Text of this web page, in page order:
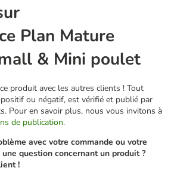
Plan Mature
& Mini poulet
produit avec les autres clients ! Tout
ou négatif, est vérifié et publié par
Pour en savoir plus, nous vous invitons à
de publication.
avec votre commande ou votre
question concernant un produit ?
!